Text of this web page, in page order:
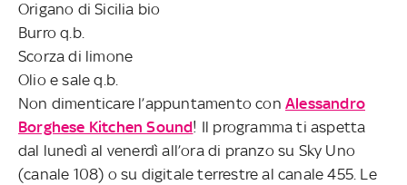
Origano di Sicilia bio
Burro q.b.
Scorza di limone
Olio e sale q.b.
Non dimenticare l’appuntamento con Alessandro
Borghese Kitchen Sound! Il programma ti aspetta
dal lunedì al venerdì all’ora di pranzo su Sky Uno
(canale 108) o su digitale terrestre al canale 455. Le